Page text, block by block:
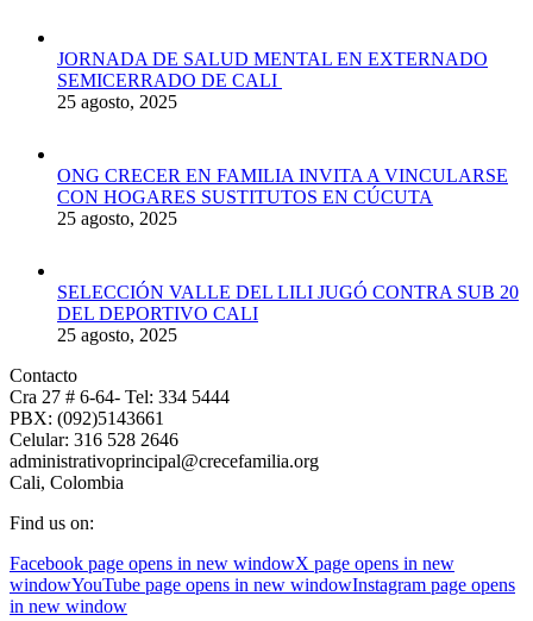
JORNADA DE SALUD MENTAL EN EXTERNADO
SEMICERRADO DE CALI
25 agosto, 2025
ONG CRECER EN FAMILIA INVITA A VINCULARSE
CON HOGARES SUSTITUTOS EN CÚCUTA
25 agosto, 2025
SELECCIÓN VALLE DEL LILI JUGÓ CONTRA SUB 20
DEL DEPORTIVO CALI
25 agosto, 2025
Contacto
Cra 27 # 6-64- Tel: 334 5444
PBX: (092)5143661
Celular: 316 528 2646
administrativoprincipal@crecefamilia.org
Cali, Colombia
Find us on:
Facebook page opens in new windowX page opens in new
windowYouTube page opens in new windowInstagram page opens
in new window